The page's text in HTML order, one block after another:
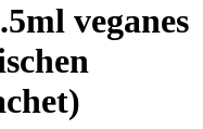
veganes